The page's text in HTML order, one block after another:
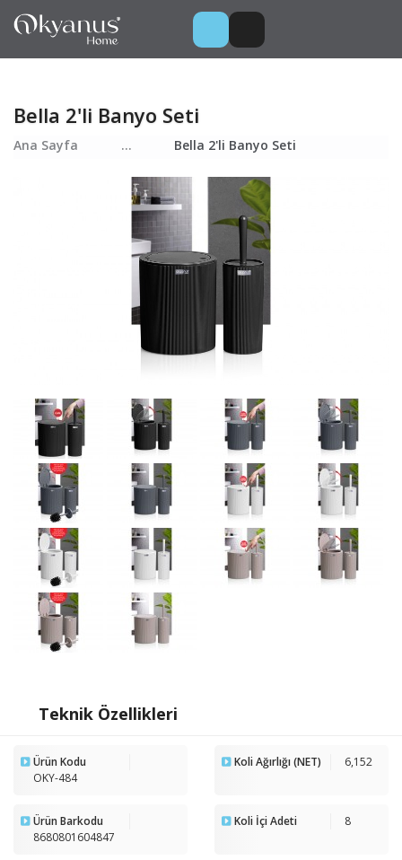
Bella 2'li Banyo Seti
Ana Sayfa ... Bella 2'li Banyo Seti
Teknik Özellikleri
Ürün Kodu
OKY-484
Koli Ağırlığı (NET) 6,152
Ürün Barkodu
8680801604847
Koli İçi Adeti 8